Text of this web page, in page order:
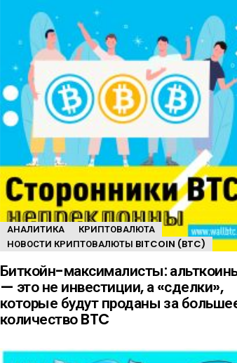
АНАЛИТИКА
КРИПТОВАЛЮТА
НОВОСТИ КРИПТОВАЛЮТЫ BITCOIN (BTC)
Биткойн-максималисты:
— это не инвестиции, а «сделки»,
которые будут проданы за
количество BTC